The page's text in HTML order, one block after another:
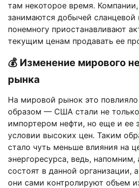
там некоторое время.
занимаются добычей сланцевой
понемногу приостанавливают
текущим ценам продавать ее
💰 Изменение мирового
рынка
На мировой рынок это
образом — США стали не
импортером нефти, но еще и ее
условии высоких цен. Таким
стало чуть меньше влияния на
энергоресурса, ведь,
состоят в данной организации,
они сами контролируют объем